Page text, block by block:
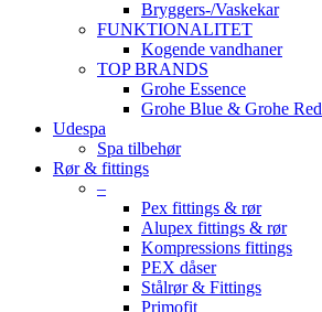
Bryggers-/Vaskekar
FUNKTIONALITET
Kogende vandhaner
TOP BRANDS
Grohe Essence
Grohe Blue & Grohe Red
Udespa
Spa tilbehør
Rør & fittings
–
Pex fittings & rør
Alupex fittings & rør
Kompressions fittings
PEX dåser
Stålrør & Fittings
Primofit